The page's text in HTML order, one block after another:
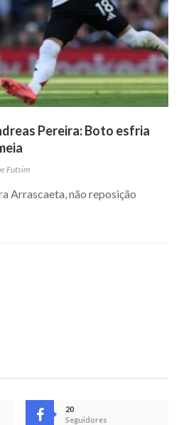
Pereira: Boto esfria
Futsim
Arrascaeta, não reposição
20
Seguidores